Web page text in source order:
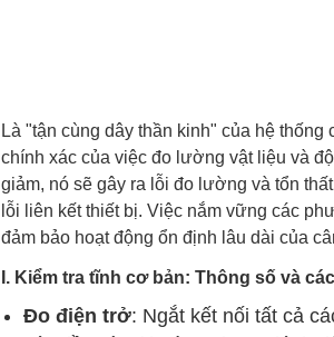
Là "tận cùng dây thần kinh" của hệ
chính xác của việc đo lường vật liệu và
giảm, nó sẽ gây ra lỗi đo lường và tổn
lỗi liên kết thiết bị. Việc nắm vững các
đảm bảo hoạt động ổn định lâu dài của
I. Kiểm tra tĩnh cơ bản: Thông số và
Đo điện trở: Ngắt kết nối tất cả